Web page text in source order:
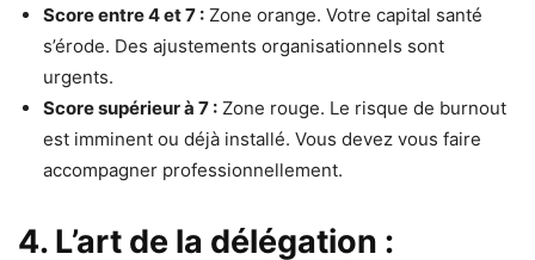
Score entre 4 et 7 : Zone orange. Votre capital santé
s’érode. Des ajustements organisationnels sont
urgents.
Score supérieur à 7 : Zone rouge. Le risque de burnout
est imminent ou déjà installé. Vous devez vous faire
accompagner professionnellement.
4. L’art de la délégation :